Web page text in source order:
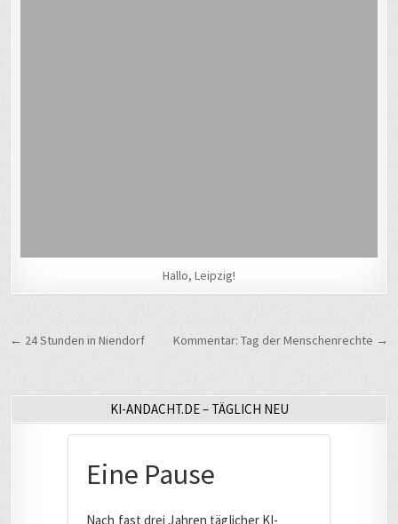
Hallo, Leipzig!
BeitragsnavigationKommentar: Tag der Menschenrechte →
← 24 Stunden in Niendorf
KI-ANDACHT.DE – TÄGLICH NEU